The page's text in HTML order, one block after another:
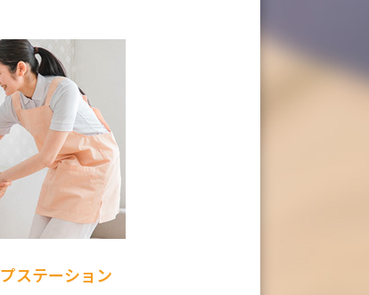
ステーション